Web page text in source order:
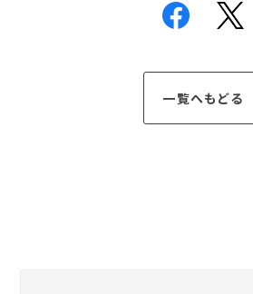
一覧へもどる